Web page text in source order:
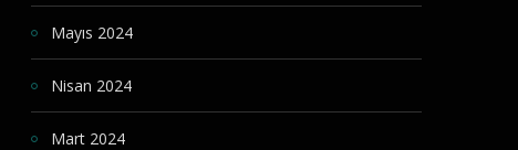
Mayıs 2024
Nisan 2024
Mart 2024